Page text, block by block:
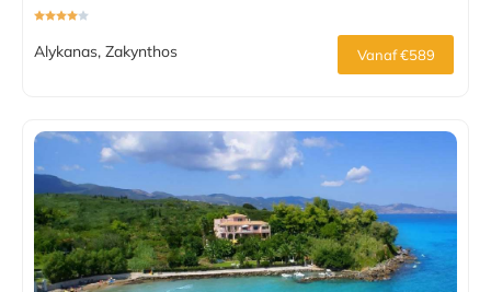
Alykanas, Zakynthos Vanaf €589